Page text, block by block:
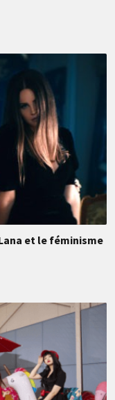
et le féminisme